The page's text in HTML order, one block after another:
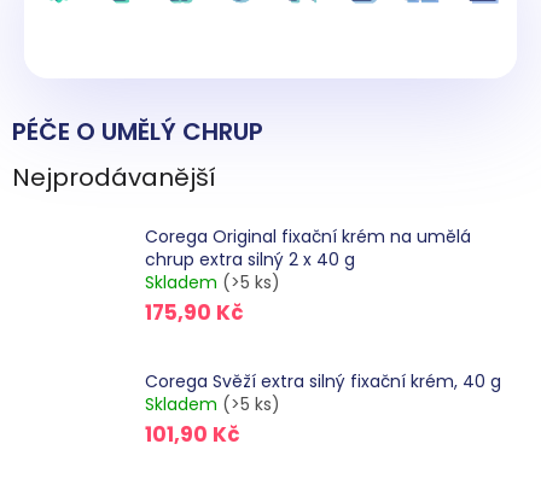
PÉČE O UMĚLÝ CHRUP
Nejprodávanější
Corega Original fixační krém na umělá
chrup extra silný 2 x 40 g
Skladem (>5 ks)
175,90 Kč
Corega Svěží extra silný fixační krém, 40 g
Skladem (>5 ks)
101,90 Kč